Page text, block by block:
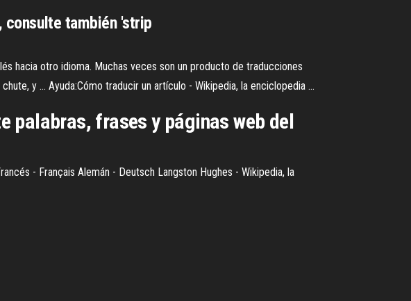
también 'strip
hacia otro idioma. Muchas veces son un producto de traducciones
y ... Ayuda:Cómo traducir un artículo - Wikipedia, la enciclopedia ...
palabras, frases y páginas web del
- Français Alemán - Deutsch Langston Hughes - Wikipedia, la